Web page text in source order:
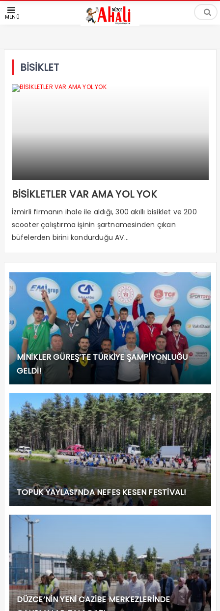
MENÜ
BİSİKLET
BİSİKLETLER VAR AMA YOL YOK
İzmirli firmanın ihale ile aldığı, 300 akıllı bisiklet ve 200
scooter çalıştırma işinin şartnamesinden çıkan
büfelerden birini kondurduğu AV...
MİNİKLER GÜREŞ’TE TÜRKİYE ŞAMPİYONLUĞU
GELDİ!
TOPUK YAYLASI’NDA NEFES KESEN FESTİVAL!
DÜZCE’NİN YENİ CAZİBE MERKEZLERİNDE